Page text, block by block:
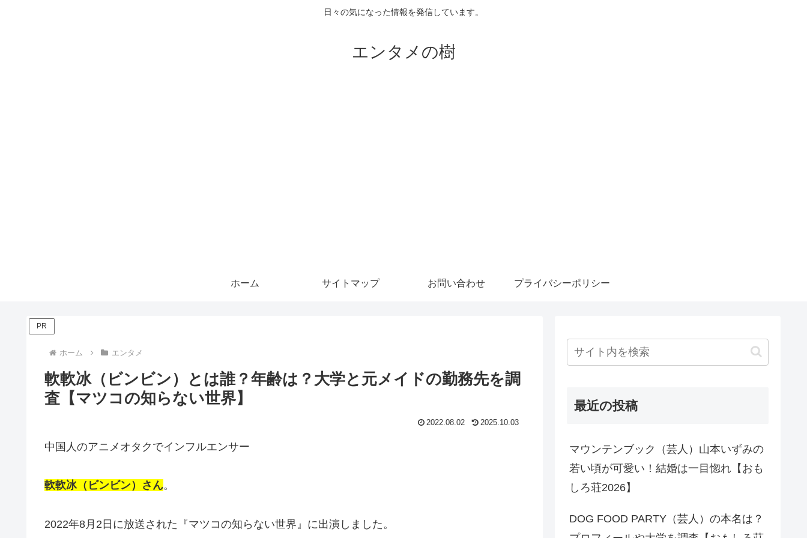
日々の気になった情報を発信しています。
エンタメの樹
ホーム サイトマップ お問い合わせ プライバシーポリシー
PR
ホーム エンタメ
軟軟冰（ビンビン）とは誰？年齢は？大学と元メイドの勤務先を調
査【マツコの知らない世界】
2022.08.02 2025.10.03
中国人のアニメオタクでインフルエンサー
軟軟冰（ビンビン）さん。
2022年8月2日に放送された『マツコの知らない世界』に出演しました。
最近の投稿
マウンテンブック（芸人）山本いずみの
若い頃が可愛い！結婚は一目惚れ【おも
しろ荘2026】
DOG FOOD PARTY（芸人）の本名は？